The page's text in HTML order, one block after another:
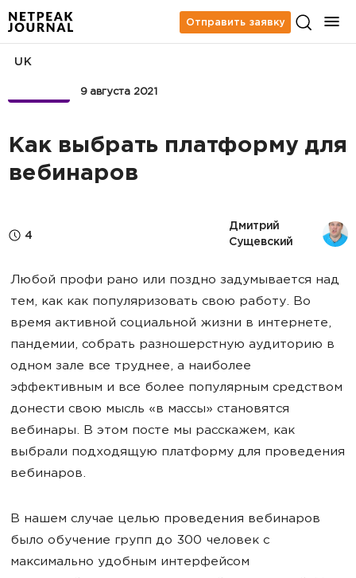
Отправить заявку
9 августа 2021
UK
Как выбрать платформу для
вебинаров
4
Дмитрий
Сущевский
Любой профи рано или поздно задумывается над
тем, как как популяризовать свою работу. Во
время активной социальной жизни в интернете,
пандемии, собрать разношерстную аудиторию в
одном зале все труднее, а наиболее
эффективным и все более популярным средством
донести свою мысль «в массы» становятся
вебинары. В этом посте мы расскажем, как
выбрали подходящую платформу для проведения
вебинаров.
В нашем случае целью проведения вебинаров
было обучение групп до 300 человек с
максимально удобным интерфейсом